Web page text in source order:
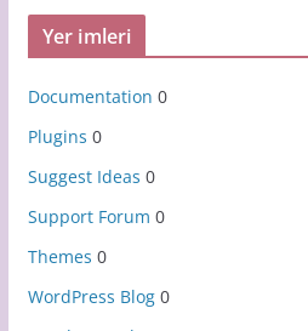
Yer imleri
Documentation 0
Plugins 0
Suggest Ideas 0
Support Forum 0
Themes 0
WordPress Blog0